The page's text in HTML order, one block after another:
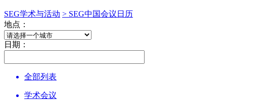
SEG学术与活动 > SEG中国会议日历
地点：
日期：
全部列表
学术会议